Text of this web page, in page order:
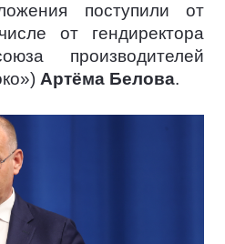
поступили от
от гендиректора
производителей
Артёма Белова.